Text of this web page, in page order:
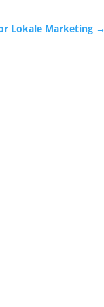
Lokale Marketing→